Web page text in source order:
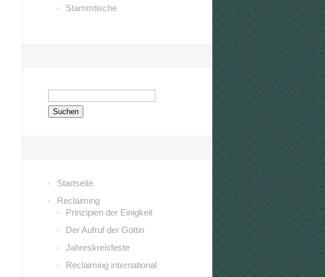
Stammtische
Startseite
Reclaiming
Prinzipien der Einigkeit
Der Aufruf der Göttin
Jahreskreisfeste
Reclaiming international